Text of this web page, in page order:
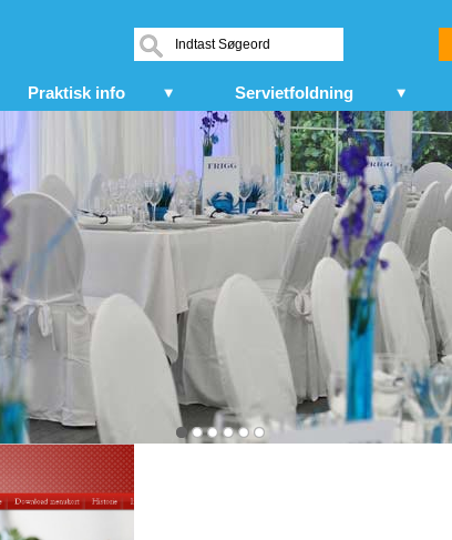
Praktisk info Servietfoldning